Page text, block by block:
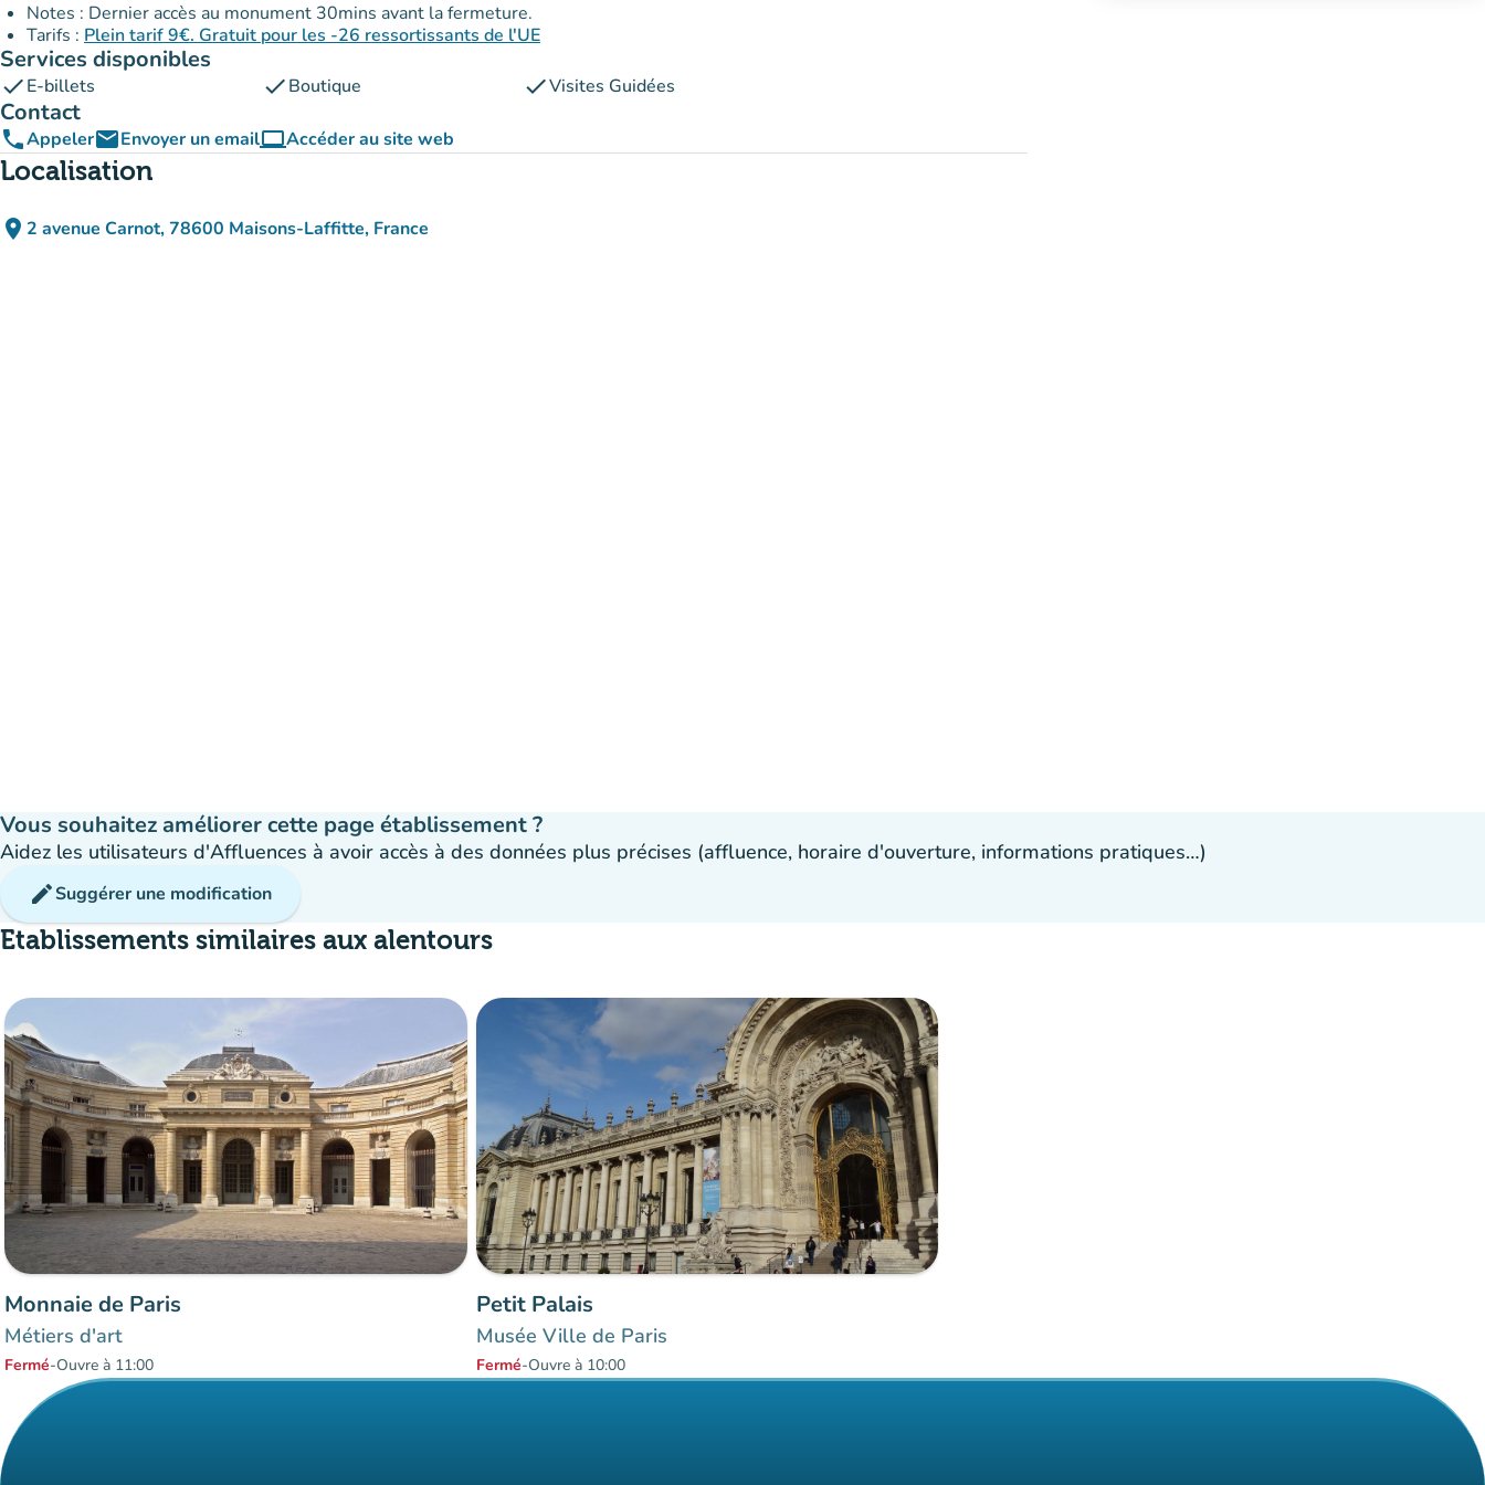
Notes : Dernier accès au monument 30mins avant la fermeture.
Tarifs : Plein tarif 9€. Gratuit pour les -26 ressortissants de l'UE
Services disponibles
checkE-billets checkBoutique checkVisites Guidées
Contact
phoneAppeleremailEnvoyer un emailcomputerAccéder au site web
(nouvel onglet)
Localisation
place 2 avenue Carnot, 78600 Maisons-Laffitte, France
(ouvrir dans Google Maps)
(nouvel onglet)
Vous souhaitez améliorer cette page établissement ?
Aidez les utilisateurs d'Affluences à avoir accès à des données plus précises (affluence, horaire d'ouverture, informations pratiques…)
editSuggérer une modification
Etablissements similaires aux alentours
Monnaie de Paris
Métiers d'art
Fermé-Ouvre à 11:00
Petit Palais
Musée Ville de Paris
Fermé-Ouvre à 10:00
Éléments 1 à 2 sur 2